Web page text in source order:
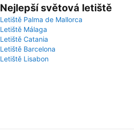
Nejlepší světová letiště
Letiště Palma de Mallorca
Letiště Málaga
Letiště Catania
Letiště Barcelona
Letiště Lisabon